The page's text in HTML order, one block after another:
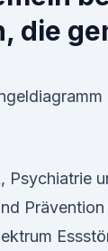
die
Psychiatrie